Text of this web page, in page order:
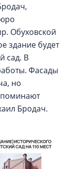
Обуховской
здание будет
сад. В
Фасады
но
Бродач.